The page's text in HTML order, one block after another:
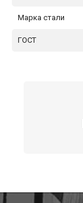
Марка стали
ГОСТ